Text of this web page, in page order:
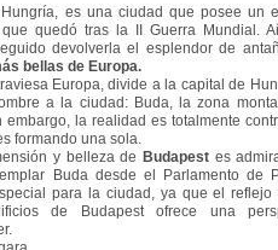
es una ciudad que posee un
quedó tras la II Guerra Mundial.
devolverla el esplendor de
bellas de Europa.
Europa, divide a la capital de
a la ciudad: Buda, la zona
la realidad es totalmente
formando una sola.
y belleza de Budapest es
Buda desde el Parlamento de
para la ciudad, ya que el reflejo
de Budapest ofrece una